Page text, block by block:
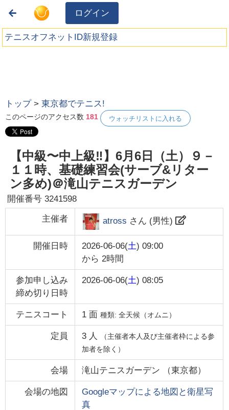
ログイン
テニスオフネットID新規登録
トップ >東京都でテニス!
このページのアクセス数 181 ウォッチリストに入れる
【中級〜中上級‼️】6月6日（土）９－
１１時、基礎練習会(サーブ&リター
ン多め)＠滝山テニスガーデン
開催番号3241598
主催者 atross さん (男性)
開催日時 2026-06-06(土) 09:00
から 2時間
参加申し込み
締め切り日時
2026-06-06(土) 08:05
テニスコート 1面 種類: 全天候（オムニ）
定員 3 人
（主催者本人及び主催者枠による参
加者を除く）
会場 滝山テニスガーデン （東京都）
会場の地図
Googleマップによる地図と衛星写
真